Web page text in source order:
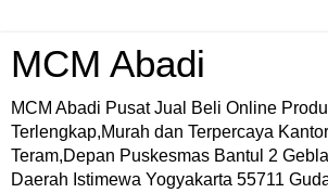
MCM Abadi
MCM Abadi Pusat Jual Beli Online
Terlengkap,Murah dan Terpercaya
Teram,Depan Puskesmas Bantul 2
Daerah Istimewa Yogyakarta 55711